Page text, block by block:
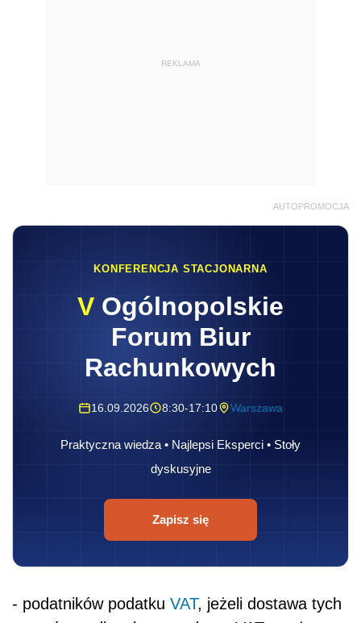
REKLAMA
AUTOPROMOCJA
KONFERENCJA STACJONARNA
V Ogólnopolskie
Forum Biur
Rachunkowych
16.09.2026 8:30-17:10 Warszawa
Praktyczna wiedza • Najlepsi Eksperci • Stoły
dyskusyjne
Zapisz się
- podatników podatku VAT, jeżeli dostawa tych